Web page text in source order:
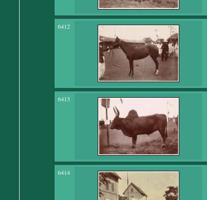
6412
6413
6414